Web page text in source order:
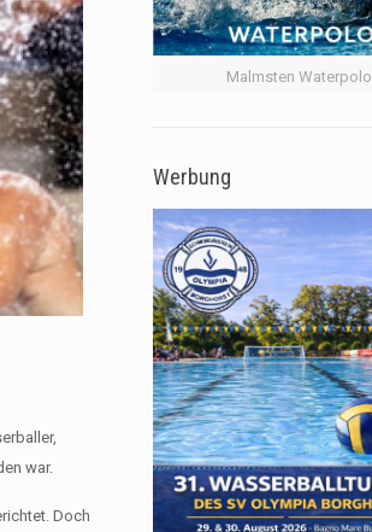
war.
Doch
Malmsten Waterpolo
Werbung